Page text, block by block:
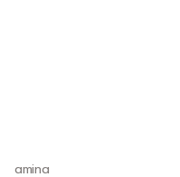
amina